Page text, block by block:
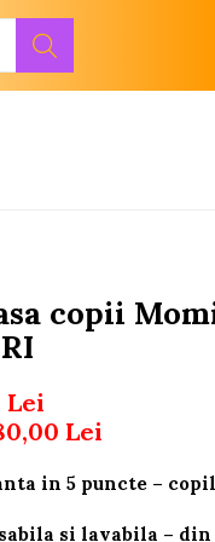
copii
Lei
Lei
in 5 puncte –
si lavabila –